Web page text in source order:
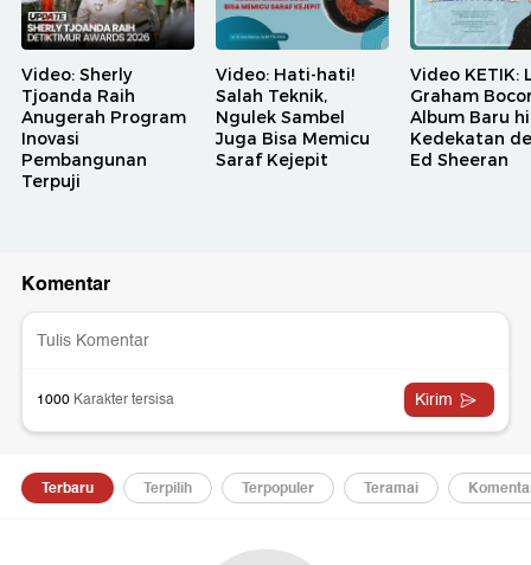
Video: Sherly
Tjoanda Raih
Anugerah Program
Inovasi
Pembangunan
Terpuji
Video: Hati-hati!
Salah Teknik,
Ngulek Sambel
Juga Bisa Memicu
Saraf Kejepit
Video KETIK:
Graham
Album Baru
Kedekatan
Ed Sheeran